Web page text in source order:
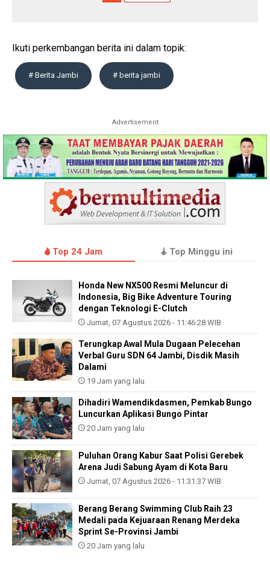
Ikuti perkembangan berita ini dalam topik:
# Berita Jambi # berita jambi
Advertisement
Top 24 Jam Top Minggu ini
Honda New NX500 Resmi Meluncur di
Indonesia, Big Bike Adventure Touring
dengan Teknologi E-Clutch
Jumat, 07 Agustus 2026 - 11:46:28 WIB
Terungkap Awal Mula Dugaan Pelecehan
Verbal Guru SDN 64 Jambi, Disdik Masih
Dalami
19 Jam yang lalu
Dihadiri Wamendikdasmen, Pemkab Bungo
Luncurkan Aplikasi Bungo Pintar
20 Jam yang lalu
Puluhan Orang Kabur Saat Polisi Gerebek
Arena Judi Sabung Ayam di Kota Baru
Jumat, 07 Agustus 2026 - 11:31:37 WIB
Berang Berang Swimming Club Raih 23
Medali pada Kejuaraan Renang Merdeka
Sprint Se-Provinsi Jambi
20 Jam yang lalu